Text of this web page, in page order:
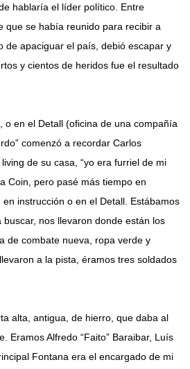
hablaría el líder político. Entre
que se había reunido para recibir a
de apaciguar el país, debió escapar y
y cientos de heridos fue el resultado
o en el Detall (oficina de una compañía
comenzó a recordar Carlos
de su casa, “yo era furriel de mi
Coin, pero pasé más tiempo en
instrucción o en el Detall. Estábamos
nos llevaron donde están los
de combate nueva, ropa verde y
a la pista, éramos tres soldados
alta, antigua, de hierro, que daba al
Eramos Alfredo “Faito” Baraibar, Luís
Fontana era el encargado de mi